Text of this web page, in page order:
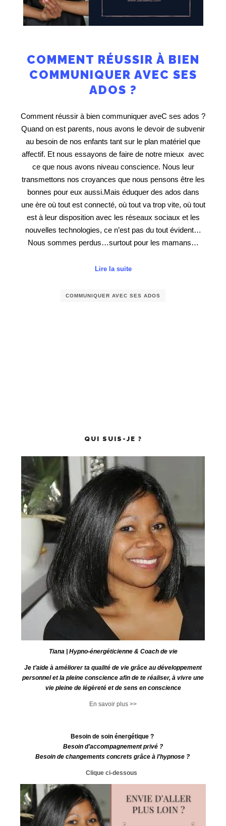
COMMENT RÉUSSIR À BIEN
COMMUNIQUER AVEC SES
ADOS ?
Comment réussir à bien communiquer aveC ses ados ?
Quand on est parents, nous avons le devoir de subvenir
au besoin de nos enfants tant sur le plan matériel que
affectif. Et nous essayons de faire de notre mieux avec
ce que nous avons niveau conscience. Nous leur
transmettons nos croyances que nous pensons être les
bonnes pour eux aussi.Mais éduquer des ados dans
une ère où tout est connecté, où tout va trop vite, où tout
est à leur disposition avec les réseaux sociaux et les
nouvelles technologies, ce n’est pas du tout évident…
Nous sommes perdus…surtout pour les mamans…
Lire la suite
COMMUNIQUER AVEC SES ADOS
QUI SUIS-JE ?
Tiana | Hypno-énergéticienne & Coach de vie
Je t’aide à améliorer ta qualité de vie grâce au développement
personnel et la pleine conscience afin de te réaliser, à vivre une
vie pleine de légèreté et de sens en conscience
En savoir plus >>
Besoin de soin énergétique ?
Besoin d’accompagnement privé ?
Besoin de changements concrets grâce à l’hypnose ?
Clique ci-dessous